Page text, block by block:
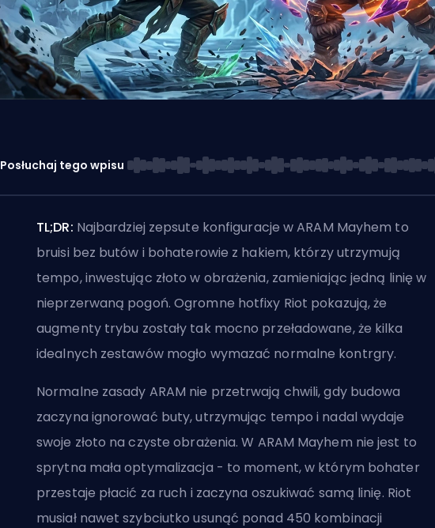
Posłuchaj tego wpisu
TL;DR: Najbardziej zepsute konfiguracje w ARAM Mayhem to
bruisi bez butów i bohaterowie z hakiem, którzy utrzymują
tempo, inwestując złoto w obrażenia, zamieniając jedną linię w
nieprzerwaną pogoń. Ogromne hotfixy Riot pokazują, że
augmenty trybu zostały tak mocno przeładowane, że kilka
idealnych zestawów mogło wymazać normalne kontrgry.
Normalne zasady ARAM nie przetrwają chwili, gdy budowa
zaczyna ignorować buty, utrzymując tempo i nadal wydaje
swoje złoto na czyste obrażenia. W ARAM Mayhem nie jest to
sprytna mała optymalizacja - to moment, w którym bohater
przestaje płacić za ruch i zaczyna oszukiwać samą linię. Riot
musiał nawet szybciutko usunąć ponad 450 kombinacji